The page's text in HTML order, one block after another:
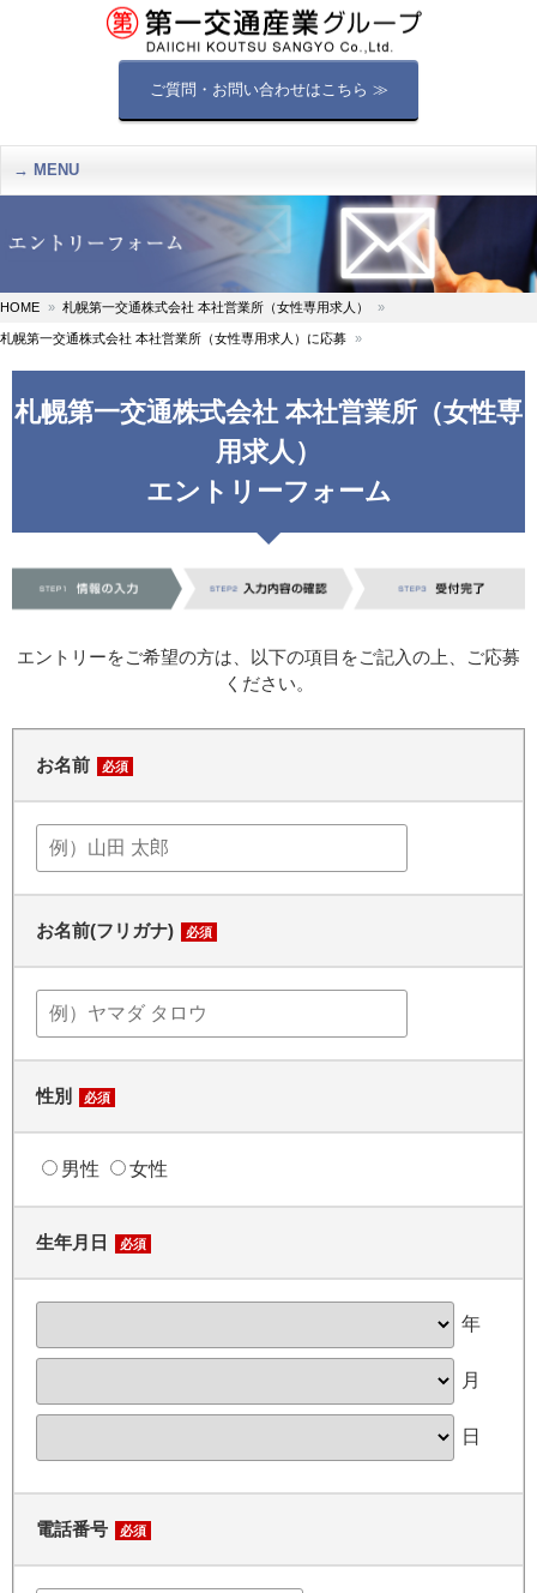
ご質問・お問い合わせはこちら ≫
MENU
HOME 札幌第一交通株式会社 本社営業所（女性専用求人）
札幌第一交通株式会社 本社営業所（女性専用求人）に応募
札幌第一交通株式会社 本社営業所（女性専
用求人）
エントリーフォーム
エントリーをご希望の方は、以下の項目をご記入の上、ご応募
ください。
お名前 必須
お名前(フリガナ) 必須
性別 必須
男性 女性
生年月日 必須
年
月
日
電話番号 必須